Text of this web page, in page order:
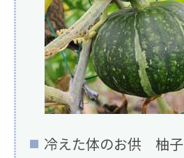
冷えた体のお供 柚子